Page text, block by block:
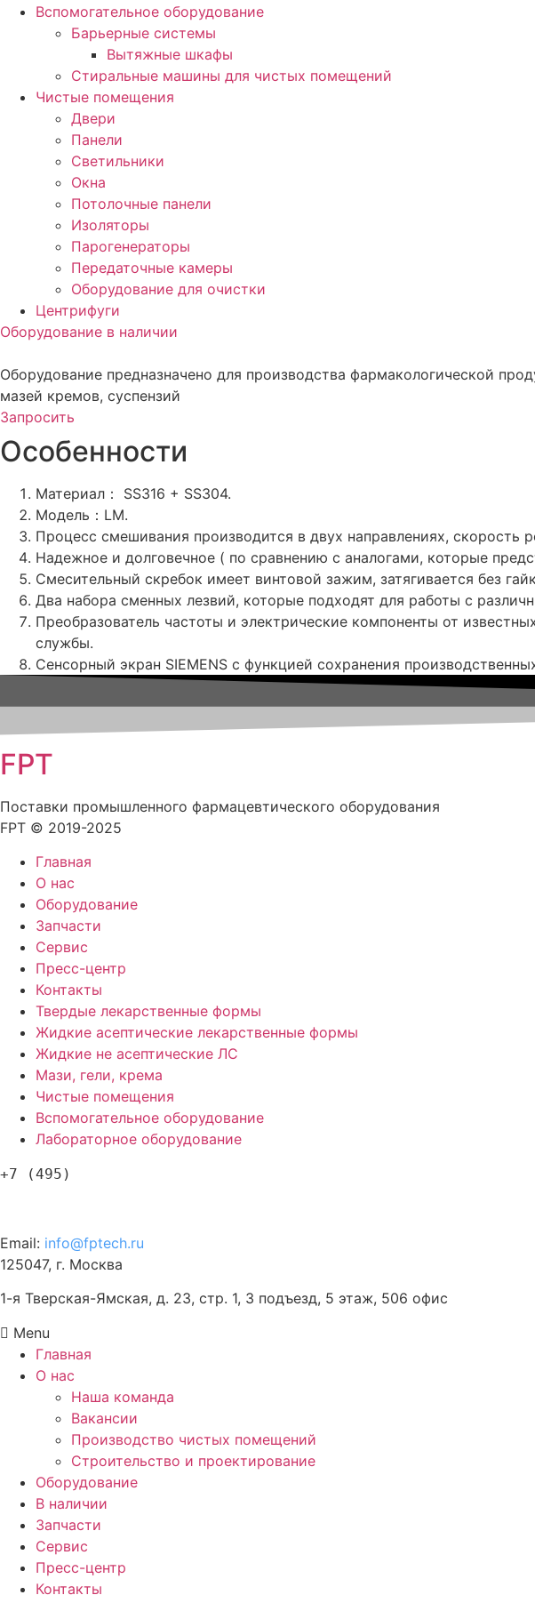
Вспомогательное оборудование
Барьерные системы
Вытяжные шкафы
Стиральные машины для чистых помещений
Чистые помещения
Двери
Панели
Светильники
Окна
Потолочные панели
Изоляторы
Парогенераторы
Передаточные камеры
Оборудование для очистки
Центрифуги
Оборудование в наличии
Оборудование предназначено для производства фармакологической
мазей кремов, суспензий
Запросить
Особенности
Материал： SS316 + SS304.
Модель：LM.
Процесс смешивания производится в двух направлениях, скорость
Надежное и долговечное ( по сравнению с аналогами, которые
Смесительный скребок имеет винтовой зажим, затягивается без
Два набора сменных лезвий, которые подходят для работы с
Преобразователь частоты и электрические компоненты от
службы.
Сенсорный экран SIEMENS с функцией сохранения
FPT
Поставки промышленного фармацевтического оборудования
FPT © 2019-2025
Главная
О нас
Оборудование
Запчасти
Сервис
Пресс-центр
Контакты
Твердые лекарственные формы
Жидкие асептические лекарственные формы
Жидкие не асептические ЛС
Мази, гели, крема
Чистые помещения
Вспомогательное оборудование
Лабораторное оборудование
+7 (495)
Email: info@fptech.ru
125047, г. Москва
1-я Тверская-Ямская, д. 23, стр. 1, 3 подъезд, 5 этаж, 506 офис
Menu
Главная
О нас
Наша команда
Вакансии
Производство чистых помещений
Строительство и проектирование
Оборудование
В наличии
Запчасти
Сервис
Пресс-центр
Контакты